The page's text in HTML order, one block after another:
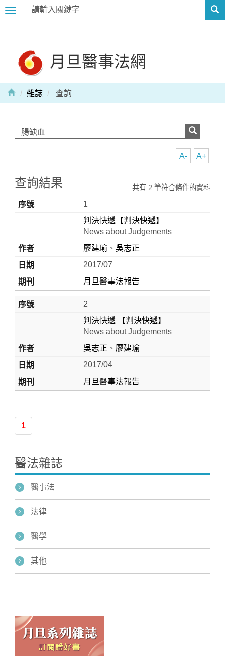
Toggle
月旦醫事法網
雜誌 查詢
A+
A-
查詢結果 共有 2 筆符合條件的資料
1
判決快遞【判決快遞】
News about Judgements
廖建瑜、 吳志正
2017/07
月旦醫事法報告
2
判決快遞 【判決快遞】
News about Judgements
吳志正 、 廖建瑜
2017/04
月旦醫事法報告
1
醫法雜誌
醫事法
法律
醫學
其他